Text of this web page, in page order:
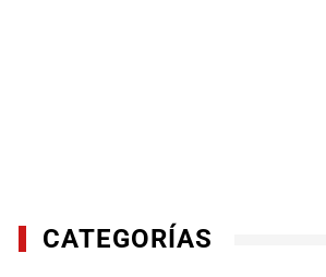
CATEGORÍAS